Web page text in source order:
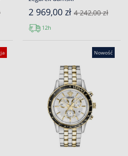
2 969,00 zł 4 242,00 zł
12h
Nowość